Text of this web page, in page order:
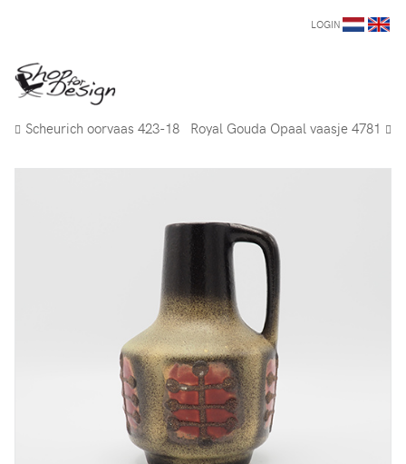
LOGIN
Scheurich oorvaas 423-18 Royal Gouda Opaal vaasje 4781